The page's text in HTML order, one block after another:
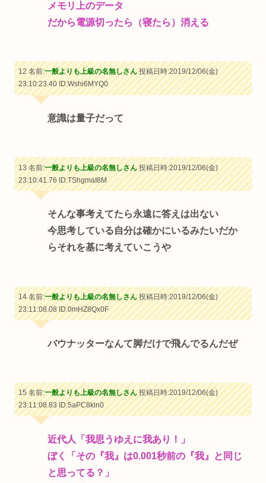
メモリ上のデータ
だから電源切ったら（寝たら）消える
12 名前:一般よりも上級の名無しさん投稿日時:2019/12/06(金)
23:10:23.40ID:Wshi6MYQ0
意識は量子だって
13 名前:一般よりも上級の名無しさん投稿日時:2019/12/06(金)
23:10:41.76ID:TShgmaI8M
そんな事考えてたら永遠に答えは出ない
今思考している自分は確かにいるみたいだか
らそれを基に考えていこうや
14 名前:一般よりも上級の名無しさん投稿日時:2019/12/06(金)
23:11:08.08ID:0mHZ8Qx0F
バウナッターなんて脚だけで飛んでるんだぜ
15 名前:一般よりも上級の名無しさん投稿日時:2019/12/06(金)
23:11:08.83ID:5aPC8kln0
近代人「我思うゆえに我あり！」
ぼく「その『我』は0.001秒前の『我』と同じ
と思ってる？」